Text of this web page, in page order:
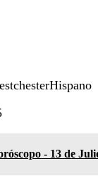
- 13 de